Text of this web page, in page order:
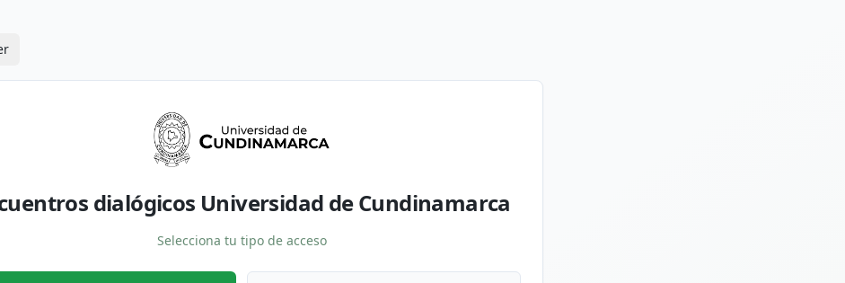
dialógicos Universidad de Cundinamarca
Selecciona tu tipo de acceso